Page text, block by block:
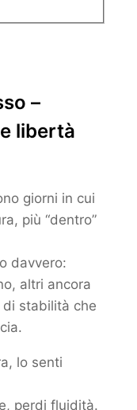
–
libertà
giorni in cui
più “dentro”
davvero:
altri ancora
di stabilità che
lo senti
perdi fluidità.